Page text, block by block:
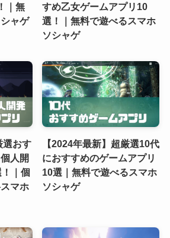
｜無
ャゲ
すめ乙女ゲームアプリ10
選！｜無料で遊べるスマホ
ソシャゲ
選おす
人開
｜個
マホ
【2024年最新】超厳選10代
におすすめのゲームアプリ
10選｜無料で遊べるスマホ
ソシャゲ